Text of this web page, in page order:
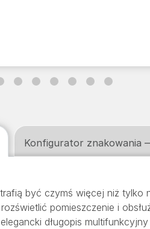
być czymś więcej niż tylko
pomieszczenie i
długopis
Konfigurator znakowania